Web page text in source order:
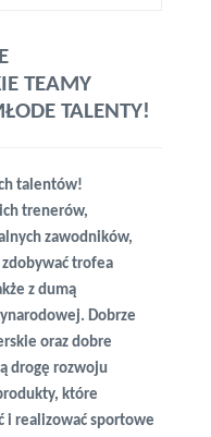
TEAMY
TALENTY!
talentów!
trenerów,
zawodników,
zdobywać trofea
z dumą
Dobrze
oraz dobre
drogę rozwoju
które
i realizować sportowe